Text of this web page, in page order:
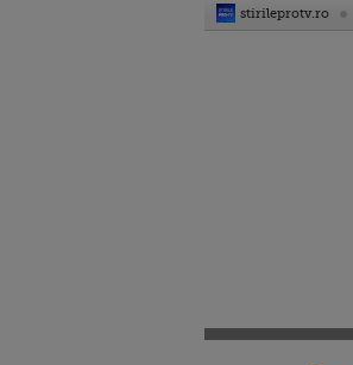
stirileprotv.ro